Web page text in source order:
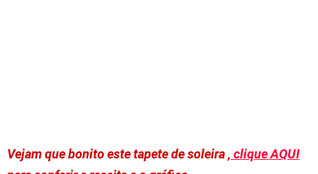
Vejam que bonito este tapete de soleira , clique AQUI